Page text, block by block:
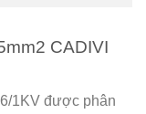
CADIVI
1KV được phân